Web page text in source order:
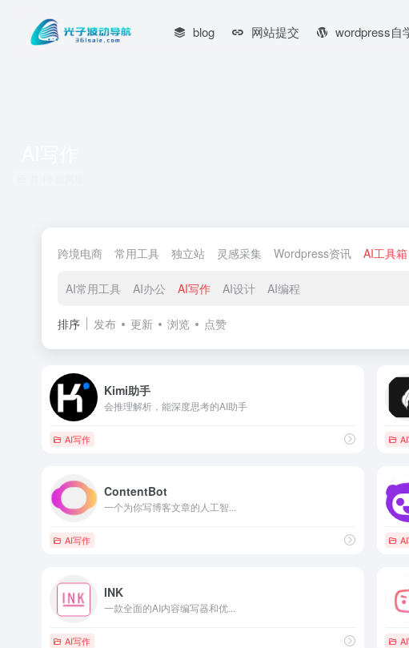
blog 网站提交 wordpress自
跨境电商 常用工具 独立站 灵感采集 Wordpress资讯 AI工具箱
AI常用工具 AI办公 AI写作 AI设计 AI编程
排序 发布 更新 浏览 点赞
Kimi助手
会推理解析，能深度思考的AI助手
AI写作
ContentBot
一个为你写博客文章的人工智...
AI写作
INK
一款全面的AI内容编写器和优...
AI写作